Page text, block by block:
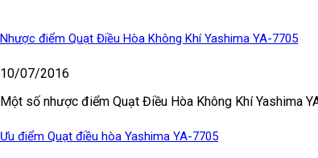
Nhược điểm Quạt Điều Hòa Không Khí Yashima YA-7705
10/07/2016
Một số nhược điểm Quạt Điều Hòa Không Khí Yashima
Ưu điểm Quạt điều hòa Yashima YA-7705